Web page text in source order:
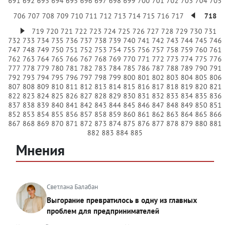
706 707 708 709 710 711 712 713 714 715 716 717
718
719 720 721 722 723 724 725 726 727 728 729 730 731
732 733 734 735 736 737 738 739 740 741 742 743 744 745 746
747 748 749 750 751 752 753 754 755 756 757 758 759 760 761
762 763 764 765 766 767 768 769 770 771 772 773 774 775 776
777 778 779 780 781 782 783 784 785 786 787 788 789 790 791
792 793 794 795 796 797 798 799 800 801 802 803 804 805 806
807 808 809 810 811 812 813 814 815 816 817 818 819 820 821
822 823 824 825 826 827 828 829 830 831 832 833 834 835 836
837 838 839 840 841 842 843 844 845 846 847 848 849 850 851
852 853 854 855 856 857 858 859 860 861 862 863 864 865 866
867 868 869 870 871 872 873 874 875 876 877 878 879 880 881
882 883 884 885
Мнения
Светлана Балабан
Выгорание превратилось в одну из главных
проблем для предпринимателей